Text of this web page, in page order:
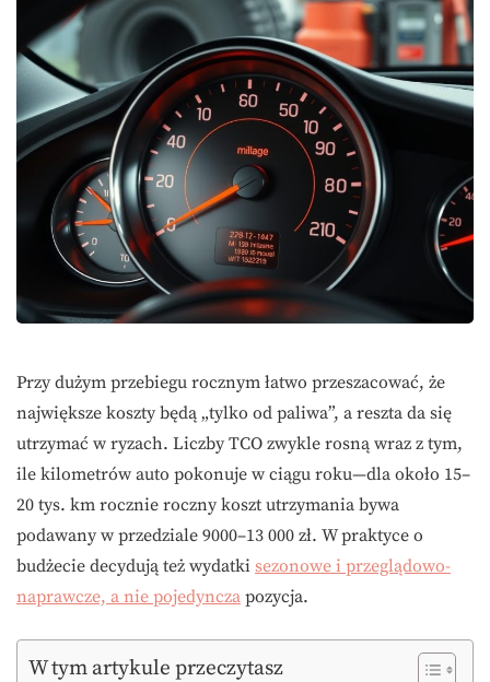
Przy dużym przebiegu rocznym łatwo przeszacować, że
największe koszty będą „tylko od paliwa”, a reszta da się
utrzymać w ryzach. Liczby TCO zwykle rosną wraz z tym,
ile kilometrów auto pokonuje w ciągu roku—dla około 15–
20 tys. km rocznie roczny koszt utrzymania bywa
podawany w przedziale 9000–13 000 zł. W praktyce o
budżecie decydują też wydatki sezonowe i przeglądowo-
naprawcze, a nie pojedyncza pozycja.
W tym artykule przeczytasz